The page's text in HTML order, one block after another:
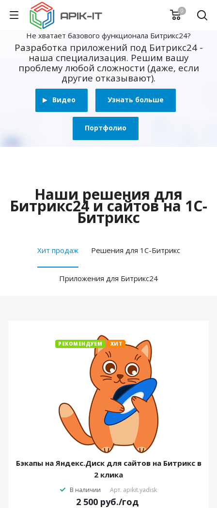
0
Не хватает базового функционала Битрикс24?
Разработка приложений под Битрикс24 -
наша специализация. Решим вашу
проблему любой сложности (даже, если
другие отказывают).
Видео Узнать больше
Портфолио
Наши решения для
Битрикс24 и сайтов на 1С-
Битрикс
Хит продаж Решения для 1С-Битрикс
Приложения для Битрикс24
РЕКОМЕНДУЕМ ХИТ
Бэкапы на Яндекс.Диск для сайтов на Битрикс в
2 клика
В наличии Арт. apikit.yadisk
2 500 руб./год